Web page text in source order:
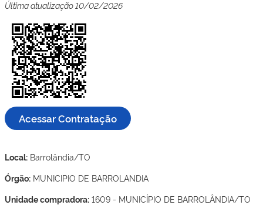
Última atualização 10/02/2026
Acessar Contratação
Local: Barrolândia/TO
Órgão: MUNICIPIO DE BARROLANDIA
Unidade compradora: 1609 - MUNICÍPIO DE BARROLÂNDIA/TO